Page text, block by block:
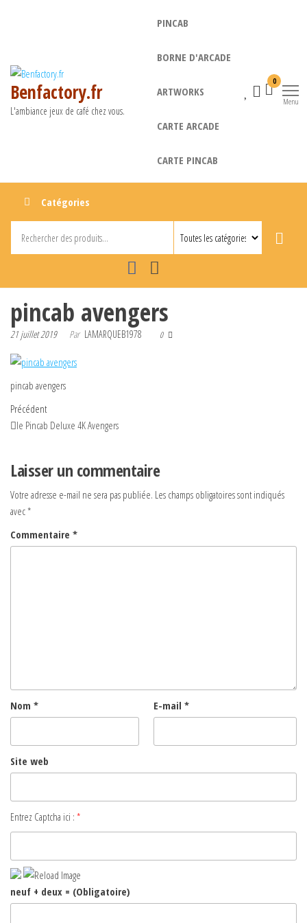
Benfactory.fr
L'ambiance jeux de café chez vous.
PINCAB
BORNE D'ARCADE
ARTWORKS
CARTE ARCADE
CARTE PINCAB
0
Menu
Catégories
pincab avengers
21 juillet 2019 Par LAMARQUEB1978 0
pincab avengers
Navigation
de
Article
précédent
Précédent
le Pincab Deluxe 4K Avengers
Laisser un commentaire
Votre adresse e-mail ne sera pas publiée. Les champs obligatoires sont indiqués
avec*
Commentaire *
Nom * E-mail *
Site web
Entrez Captcha ici : *
neuf + deux = (Obligatoire)